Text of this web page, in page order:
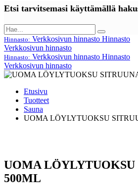
Etsi tarvitsemasi käyttämällä
Hinnasto: Verkkosivun hinnasto Hinnasto
Verkkosivun hinnasto
Hinnasto: Verkkosivun hinnasto Hinnasto
Verkkosivun hinnasto
Etusivu
Tuotteet
Sauna
UOMA LÖYLYTUOKSU
UOMA LÖYLYTUOKSU
500ML